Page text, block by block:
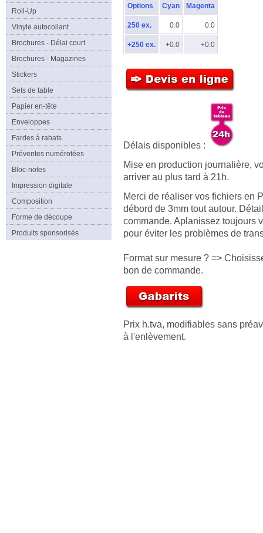
Roll-Up
Vinyle autocollant
Brochures - Délai court
Brochures - Magazines
Stickers
Sets de table
Papier en-tête
Enveloppes
Fardes à rabats
Préventes numérotées
Bloc-notes
Impression digitale
Composition
Forme de découpe
Produits sponsorisés
Options Cyan Magenta
250 ex. 0.0 0.0
+250 ex. +0.0 +0.0
Délais disponibles :
Mise en production journalière,
arriver au plus tard à 21h.
Merci de réaliser vos fichiers en
débord de 3mm tout autour.
commande. Aplanissez toujours
pour éviter les problèmes de
Format sur mesure ? =>
bon de commande.
Prix h.tva, modifiables sans
à l'enlèvement.